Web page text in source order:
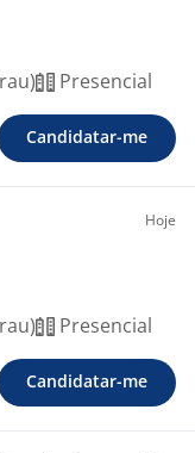
Presencial
Candidatar-me
Hoje
Presencial
Candidatar-me